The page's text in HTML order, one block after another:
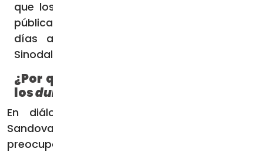
que los cinco cardenales decidieron hacer
públicas las preguntas el 2 de octubre, dos
días antes del inicio del Sínodo de la
Sinodalidad.
¿Por qué el Cardenal Sandoval firmó
losdubia
En diálogo con ACI Prensa, el Cardenal
Sandoval indicó que las motivaciones y
preocupaciones que lo llevaron a firmar los